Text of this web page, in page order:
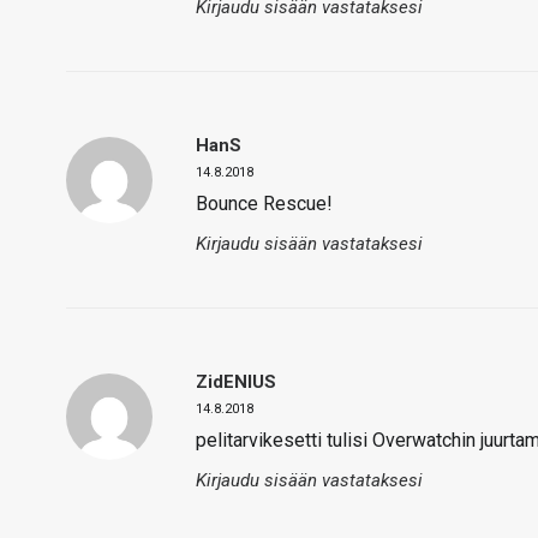
Kirjaudu sisään vastataksesi
HanS
14.8.2018
Bounce Rescue!
Kirjaudu sisään vastataksesi
ZidENIUS
14.8.2018
pelitarvikesetti tulisi Overwatchin
Kirjaudu sisään vastataksesi